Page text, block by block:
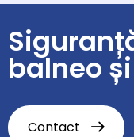
balneo
Contact